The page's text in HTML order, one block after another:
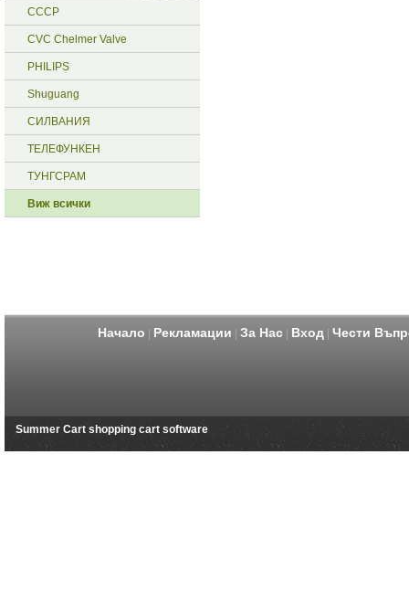
СССР
CVC Chelmer Valve
PHILIPS
Shuguang
СИЛВАНИЯ
ТЕЛЕФУНКЕН
ТУНГСРАМ
Виж всички
Начало Рекламации За Нас| Вход| Чести
Summer Cart shopping cart software